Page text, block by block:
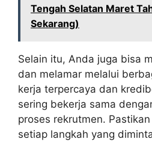
Tengah Selatan Maret
Sekarang)
Selain itu, Anda juga bisa
dan melamar melalui
kerja terpercaya dan
sering bekerja sama
proses rekrutmen.
setiap langkah yang